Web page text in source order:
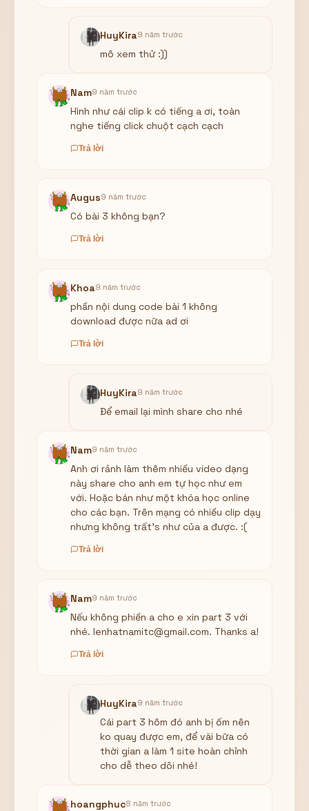
HuyKira9 năm trước
mô xem thử :))
Nam9 năm trước
Hình như cái clip k có tiếng a ơi, toàn
nghe tiếng click chuột cạch cạch
Trả lời
Augus9 năm trước
Có bài 3 không bạn?
Trả lời
Khoa9 năm trước
phần nội dung code bài 1 không
download được nữa ad ơi
Trả lời
HuyKira9 năm trước
Để email lại mình share cho nhé
Nam9 năm trước
Anh ơi rảnh làm thêm nhiều video dạng
này share cho anh em tự học như em
với. Hoặc bán như một khóa học online
cho các bạn. Trên mạng có nhiều clip dạy
nhưng không trất's như của a được. :(
Trả lời
Nam9 năm trước
Nếu không phiền a cho e xin part 3 với
nhé. lenhatnamitc@gmail.com. Thanks a!
Trả lời
HuyKira9 năm trước
Cái part 3 hôm đó anh bị ốm nên
ko quay được em, để vài bữa có
thời gian a làm 1 site hoàn chỉnh
cho dễ theo dõi nhé!
hoangphuc8 năm trước